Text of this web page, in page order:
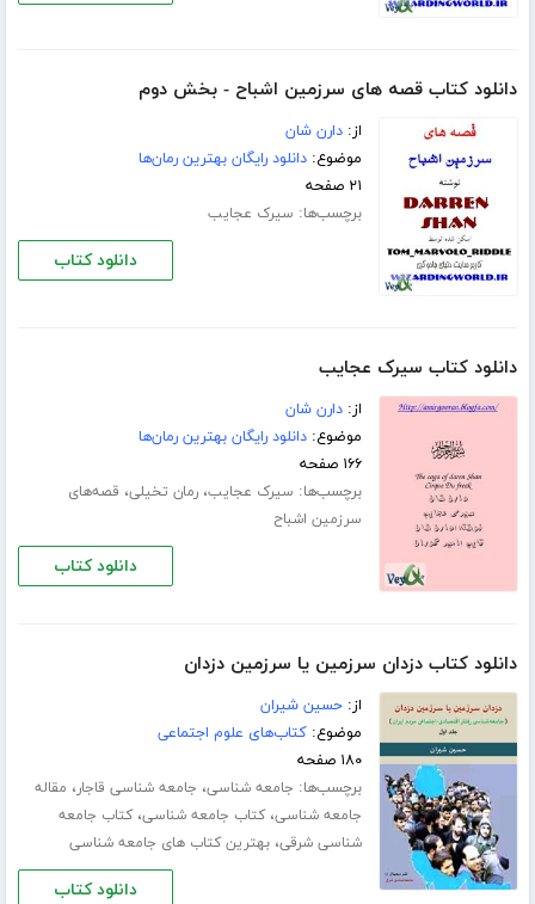
دانلود کتاب قصه های سرزمین اشباح - بخش دوم
از:دارن شان
موضوع:دانلود رایگان بهترین رمان‌ها
۲۱ صفحه
برچسب‌ها: سیرک عجایب
دانلود کتاب
دانلود کتاب سیرک عجایب
از:دارن شان
موضوع:دانلود رایگان بهترین رمان‌ها
۱۶۶ صفحه
برچسب‌ها: سیرک عجایب،رمان تخیلی، قصه‌های
سرزمین اشباح
دانلود کتاب
دانلود کتاب دزدان سرزمین یا سرزمین دزدان
از:حسین شیران
موضوع:کتاب‌های علوم اجتماعی
۱۸۰ صفحه
برچسب‌ها: جامعه شناسی، جامعه شناسی قاجار، مقاله
جامعه شناسی،کتاب جامعه شناسی،کتاب جامعه
شناسی شرقی،بهترین کتاب های جامعه شناسی
دانلود کتاب